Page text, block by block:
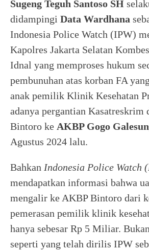
Sugeng Teguh Santoso SH
didampingi Data Wardhana
Indonesia Police Watch (IPW)
Kapolres Jakarta Selatan
Idnal yang memproses hukum
pembunuhan atas korban FA
anak pemilik Klinik Kesehatan
adanya pergantian Kasatreskrim
Bintoro ke AKBP Gogo
Agustus 2024 lalu.
Bahkan Indonesia Police Watch
mendapatkan informasi bahwa
mengalir ke AKBP Bintoro dari
pemerasan pemilik klinik
hanya sebesar Rp 5 Miliar.
seperti yang telah dirilis IPW